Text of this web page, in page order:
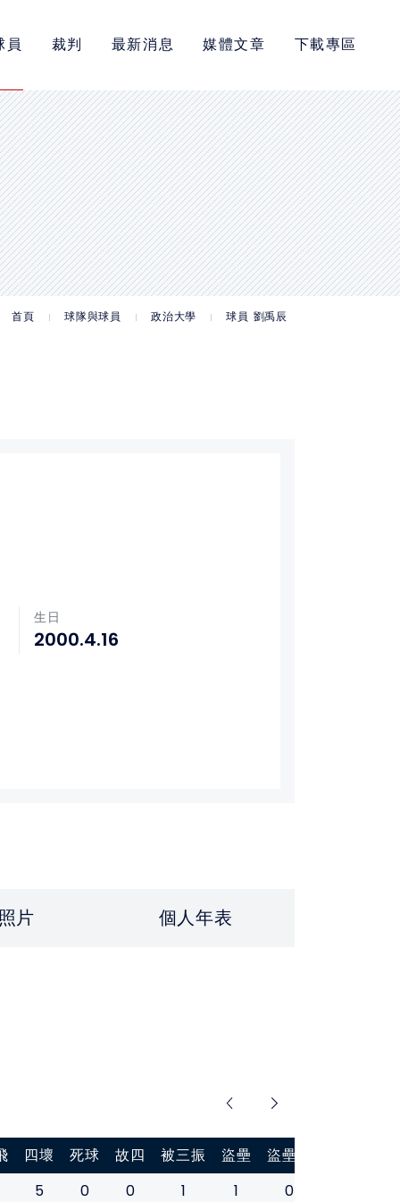
員 裁判 最新消息 媒體文章 下載專區
首頁 球隊與球員 政治大學 球員 劉禹辰
生日
2000.4.16
片 個人年表
四壞 死球 故四 被三振 盜壘 盜壘刺
5 0 0 1 1 0